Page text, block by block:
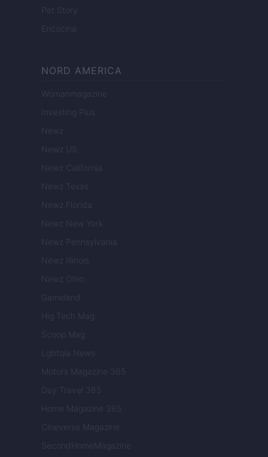
Pet Story
Encocina
NORD AMERICA
Womanmagazine
Investing Plus
Newz
Newz US
Newz California
Newz Texas
Newz Florida
Newz New York
Newz Pennsylvania
Newz Illinois
Newz Ohio
Gameland
Hig Tech Mag
Scoop Mag
Lgbtqia News
Motors Magazine 365
Day Travel 365
Home Magazine 365
Cineverse Magazine
SecondHomeMagazine